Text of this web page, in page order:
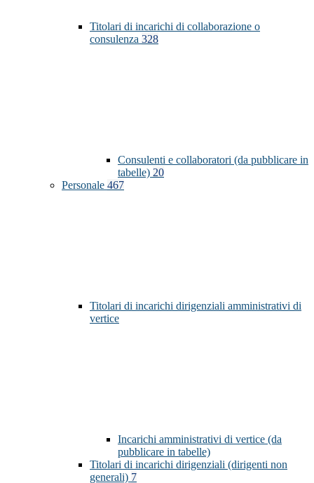
Titolari di incarichi di collaborazione o
consulenza 328
Consulenti e collaboratori (da pubblicare in
tabelle) 20
Personale 467
Titolari di incarichi dirigenziali amministrativi di
vertice
Incarichi amministrativi di vertice (da
pubblicare in tabelle)
Titolari di incarichi dirigenziali (dirigenti non
generali) 7